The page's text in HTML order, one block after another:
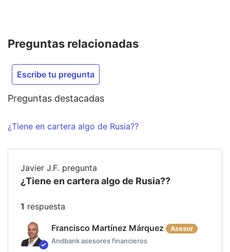
Preguntas relacionadas
Escribe tu pregunta
Preguntas destacadas
¿Tiene en cartera algo de Rusia??
Javier J.F. pregunta
¿Tiene en cartera algo de Rusia??
1 respuesta
Francisco Martínez Márquez
Asesor
Andbank asesores financieros